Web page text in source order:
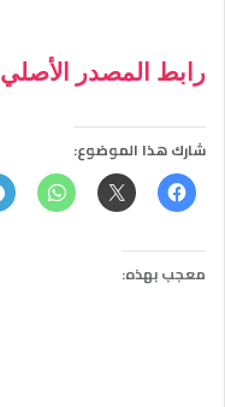
رابط المصدر الأصلي
شارك هذا الموضوع:
معجب بهذه: